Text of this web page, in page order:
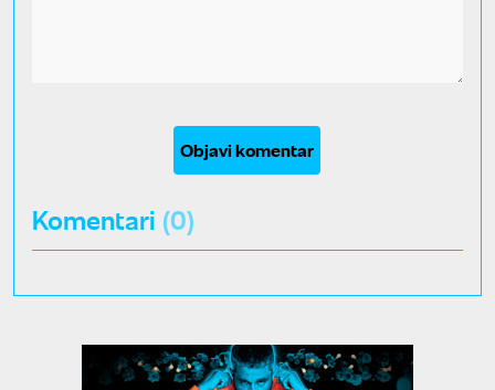
Objavi komentar
Komentari (0)